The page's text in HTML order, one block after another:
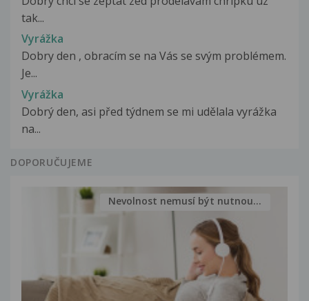
tak...
Vyrážka
Dobry den , obracím se na Vás se svým problémem.
Je...
Vyrážka
Dobrý den, asi před týdnem se mi udělala vyrážka
na...
DOPORUČUJEME
Nevolnost nemusí být nutnou...